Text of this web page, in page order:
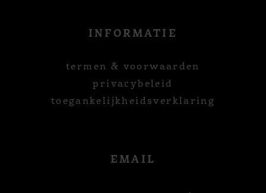
INFORMATIE
termen & voorwaarden
privacybeleid
toegankelijkheidsverklaring
EMAIL